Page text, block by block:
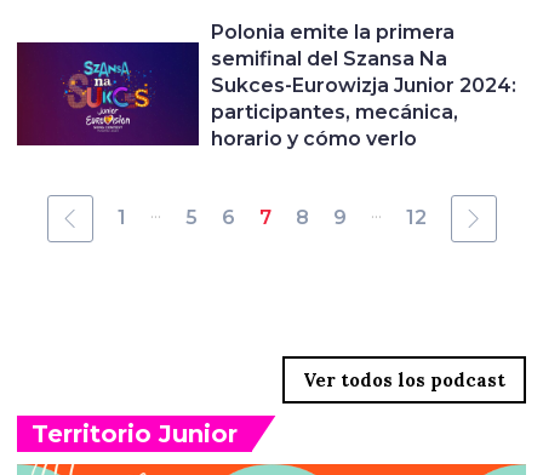
Polonia emite la primera
semifinal del Szansa Na
Sukces-Eurowizja Junior 2024:
participantes, mecánica,
horario y cómo verlo
1 ... 5 6 7 8 9 ... 12
Ver todos los podcast
Territorio Junior